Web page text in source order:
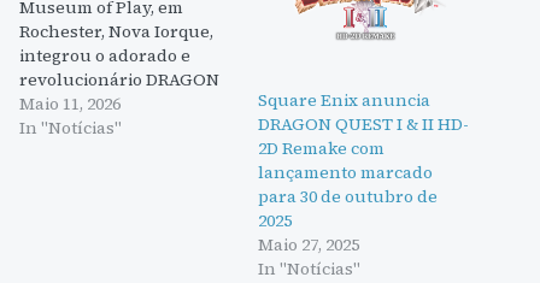
Museum of Play, em
Rochester, Nova Iorque,
integrou o adorado e
revolucionário DRAGON
QUEST, da SQUARE ENIX,
no seu World Video Game
Maio 11, 2026
In "Notícias"
Square Enix anuncia
DRAGON QUEST I & II HD-
2D Remake com
lançamento marcado
para 30 de outubro de
2025
Maio 27, 2025
In "Notícias"